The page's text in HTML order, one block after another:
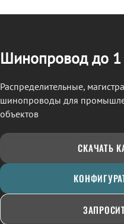
Шинопровод до 1
Распределительные,
шинопроводы для
объектов
СКАЧАТЬ